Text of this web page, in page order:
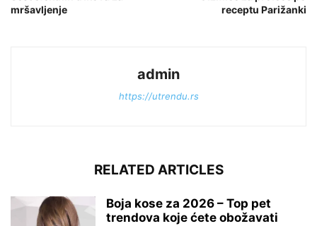
mršavljenje
receptu Parižanki
admin
https://utrendu.rs
RELATED ARTICLES
Boja kose za 2026 – Top pet
trendova koje ćete obožavati